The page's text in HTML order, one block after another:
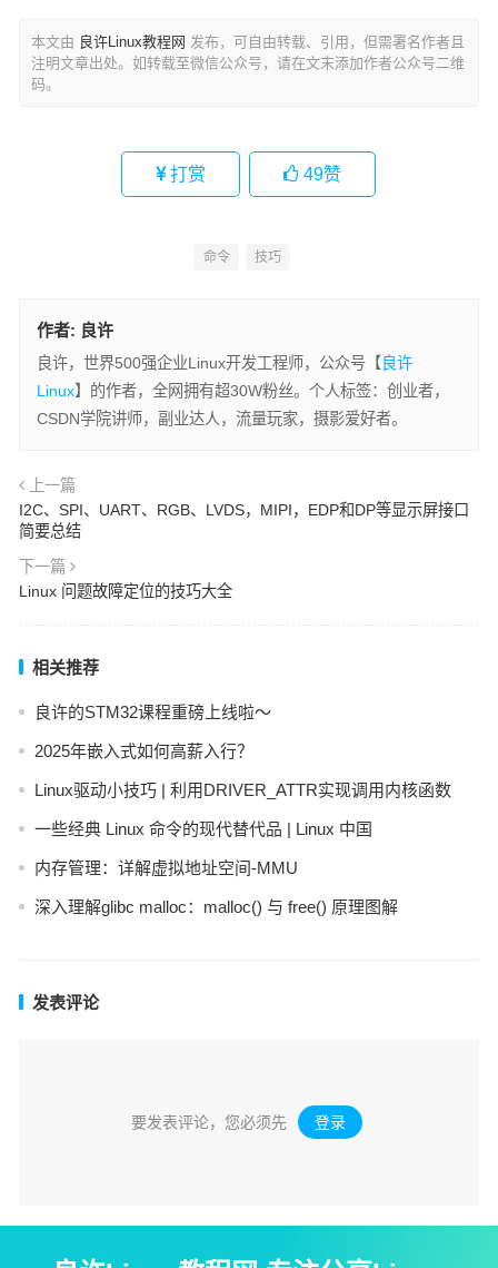
本文由 良许Linux教程网 发布，可自由转载、引用，但需署名作者且
注明文章出处。如转载至微信公众号，请在文末添加作者公众号二维
码。
打赏 49赞
命令 技巧
作者: 良许
良许，世界500强企业Linux开发工程师，公众号【良许
Linux】的作者，全网拥有超30W粉丝。个人标签：创业者，
CSDN学院讲师，副业达人，流量玩家，摄影爱好者。
上一篇
I2C、SPI、UART、RGB、LVDS，MIPI，EDP和DP等显示屏接口
简要总结
下一篇
Linux 问题故障定位的技巧大全
相关推荐
良许的STM32课程重磅上线啦～
2025年嵌入式如何高薪入行？
Linux驱动小技巧 | 利用DRIVER_ATTR实现调用内核函数
一些经典 Linux 命令的现代替代品 | Linux 中国
内存管理：详解虚拟地址空间-MMU
深入理解glibc malloc：malloc() 与 free() 原理图解
发表评论
要发表评论，您必须先 登录 。